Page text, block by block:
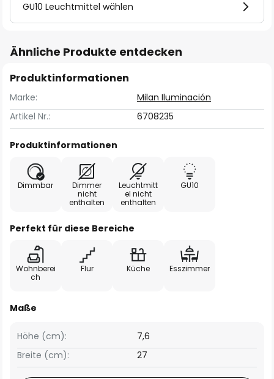
GU10 Leuchtmittel wählen
Ähnliche Produkte entdecken
Produktinformationen
Marke:
Milan Iluminación
Artikel Nr.:
6708235
Produktinformationen
Dimmbar
Dimmer
nicht
enthalten
Leuchtmitt
el nicht
enthalten
GU10
Perfekt für diese Bereiche
Wohnberei
ch
Flur Küche Esszimmer
Maße
Breite (cm): 27
Höhe (cm): 7,6